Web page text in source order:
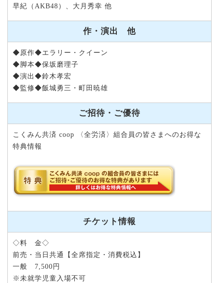
早紀（AKB48）、大月秀幸 他
作・演出 他
◆原作◆エラリー・クイーン
◆脚本◆保坂磨理子
◆演出◆鈴木孝宏
◆監修◆飯城勇三・町田暁雄
ご招待・ご優待
こくみん共済 coop 〈全労済〉組合員の皆さまへのお得な
特典情報
チケット情報
◇料 金◇
前売・当日共通【全席指定・消費税込】
一般 7,500円
※未就学児童入場不可